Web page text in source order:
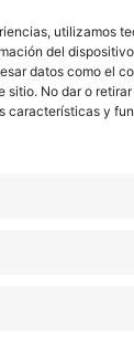
utilizamos
del
datos como el
sitio. No dar o
características y
The